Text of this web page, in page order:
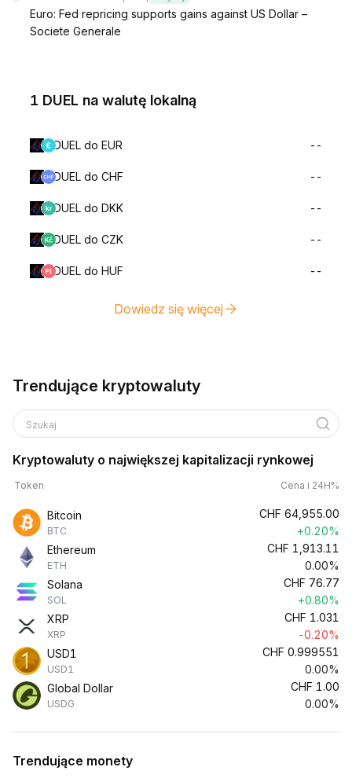
Euro: Fed repricing supports gains against US Dollar –
Societe Generale
1 DUEL na walutę lokalną
DUEL do EUR --
DUEL do CHF --
DUEL do DKK --
DUEL do CZK --
DUEL do HUF --
Dowiedz się więcej
Trendujące kryptowaluty
Szukaj
Kryptowaluty o największej kapitalizacji rynkowej
Token Cena i 24H%
Bitcoin
BTC
CHF 64,955.00
+0.20%
Ethereum
ETH
CHF 1,913.11
0.00%
Solana
SOL
CHF 76.77
+0.80%
XRP
XRP
CHF 1.031
-0.20%
USD1
USD1
CHF 0.999551
0.00%
Global Dollar
USDG
CHF 1.00
0.00%
Trendujące monety